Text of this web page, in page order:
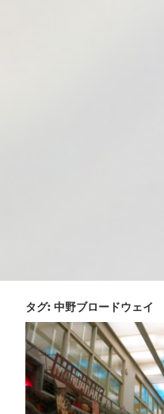
タグ: 中野ブロードウェイ